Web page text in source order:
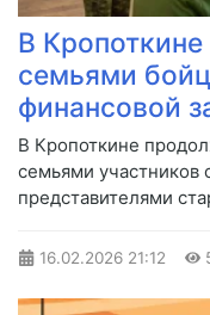
В Кропоткине
семьями
финансовой
В Кропоткине
семьями участников
представителями
16.02.2026 21:12